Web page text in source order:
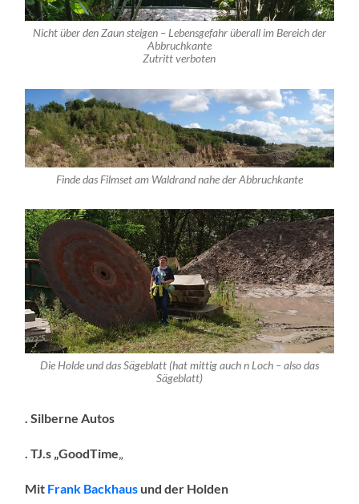
Nicht über den Zaun steigen – Lebensgefahr überall im Bereich der
Abbruchkante
Zutritt verboten
Finde das Filmset am Waldrand nahe der Abbruchkante
Die Holde und das Sägeblatt (hat mittig auch n Loch – also das
Sägeblatt)
. Silberne Autos
. TJ.s „GoodTime
Mit Frank Backhaus und der Holden